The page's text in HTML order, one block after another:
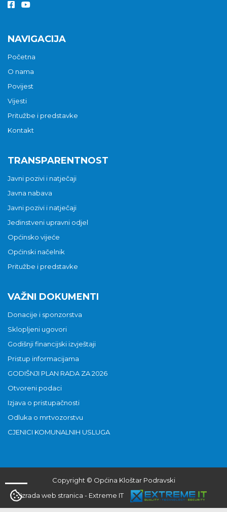
NAVIGACIJA
Početna
O nama
Povijest
Vijesti
Pritužbe i predstavke
Kontakt
TRANSPARENTNOST
Javni pozivi i natječaji
Javna nabava
Javni pozivi i natječaji
Jedinstveni upravni odjel
Općinsko vijeće
Općinski načelnik
Pritužbe i predstavke
VAŽNI DOKUMENTI
Donacije i sponzorstva
Sklopljeni ugovori
Godišnji financijski izvještaji
Pristup informacijama
GODIŠNJI PLAN RADA ZA 2026
Otvoreni podaci
Izjava o pristupačnosti
Odluka o mrtvozorstvu
CJENICI KOMUNALNIH USLUGA
Copyright © Općina Kloštar Podravski
Izrada web stranica - Extreme IT